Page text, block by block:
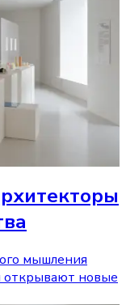
мышления
открывают новые